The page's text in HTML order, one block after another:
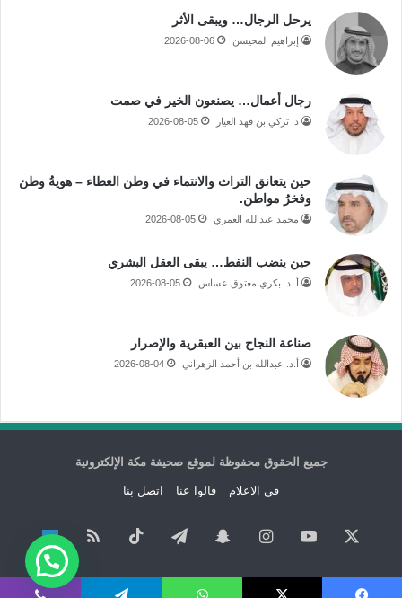
يرحل الرجال… ويبقى الأثر
إبراهيم المحيسن 2026-08-06
رجال أعمال… يصنعون الخير في صمت
د. تركي بن فهد العيار 2026-08-05
حين يتعانق التراث والانتماء في وطن العطاء – هويةُ وطن
وفخرُ مواطن.
محمد عبدالله العمري 2026-08-05
حين ينضب النفط… يبقى العقل البشري
أ. د. بكري معتوق عساس 2026-08-05
صناعة النجاح بين العبقرية والإصرار
أ.د. عبدالله بن أحمد الزهراني 2026-08-04
جميع الحقوق محفوظة لموقع صحيفة مكة الإلكترونية
فى الاعلام قالوا عنا اتصل بنا
‫YouTubeانستقرامسناب
تشات
تيلقرام ‫TikTok ملخص
الموقع